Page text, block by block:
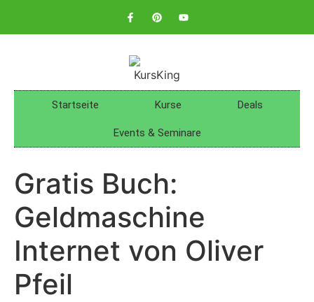
Startseite Kurse Deals
Events & Seminare
Gratis Buch:
Geldmaschine
Internet von Oliver
Pfeil